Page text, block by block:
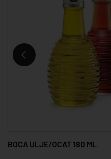
BOCA ULJE/OCAT 180 ML